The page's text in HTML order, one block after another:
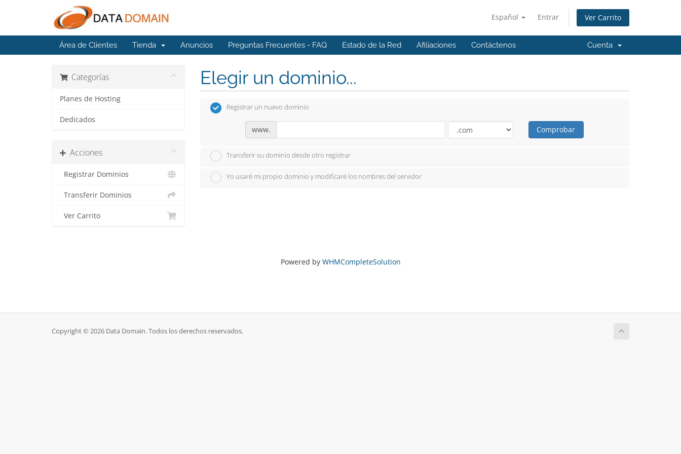
Español Entrar Ver Carrito
Área de Clientes Tienda Anuncios Preguntas Frecuentes - FAQ Estado de la Red Afiliaciones Contáctenos Cuenta
Categorías
Planes de Hosting
Dedicados
Acciones
Registrar Dominios
Transferir Dominios
Ver Carrito
Elegir un dominio...
Registrar un nuevo dominio
www. Comprobar
Transferir su dominio desde otro registrar
Yo usaré mi propio dominio y modificaré los nombres del servidor
Powered by WHMCompleteSolution
Copyright © 2026 Data Domain. Todos los derechos reservados.